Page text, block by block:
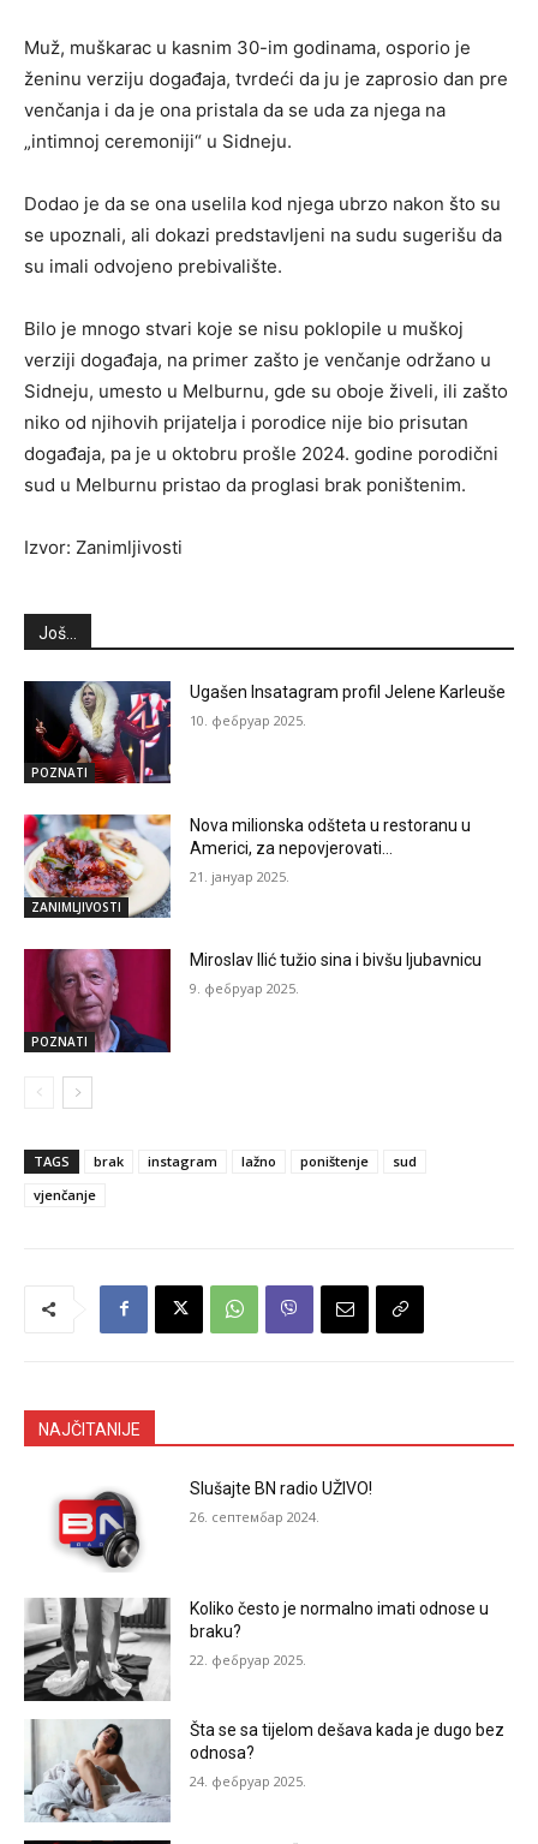
Muž, muškarac u kasnim 30-im godinama, osporio je
ženinu verziju događaja, tvrdeći da ju je zaprosio dan pre
venčanja i da je ona pristala da se uda za njega na
„intimnoj ceremoniji“ u Sidneju.
Dodao je da se ona uselila kod njega ubrzo nakon što su
se upoznali, ali dokazi predstavljeni na sudu sugerišu da
su imali odvojeno prebivalište.
Bilo je mnogo stvari koje se nisu poklopile u muškoj
verziji događaja, na primer zašto je venčanje održano u
Sidneju, umesto u Melburnu, gde su oboje živeli, ili zašto
niko od njihovih prijatelja i porodice nije bio prisutan
događaja, pa je u oktobru prošle 2024. godine porodični
sud u Melburnu pristao da proglasi brak poništenim.
Izvor: Zanimljivosti
Još...
POZNATI
Ugašen Insatagram profil Jelene Karleuše
10. фебруар 2025.
ZANIMLJIVOSTI
Nova milionska odšteta u restoranu u
Americi, za nepovjerovati…
21. јануар 2025.
POZNATI
Miroslav Ilić tužio sina i bivšu ljubavnicu
9. фебруар 2025.
TAGS brak instagram lažno poništenje
sud
vjenčanje
NAJČITANIJE
Slušajte BN radio UŽIVO!
26. септембар 2024.
Koliko često je normalno imati odnose u
braku?
22. фебруар 2025.
Šta se sa tijelom dešava kada je dugo bez
odnosa?
24. фебруар 2025.